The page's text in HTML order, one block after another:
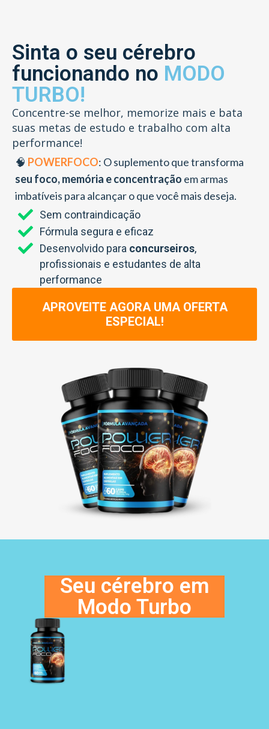
Sinta o seu cérebro
funcionando no MODO
TURBO!
Concentre-se melhor, memorize mais e bata
suas metas de estudo e trabalho com alta
performance!
🧠 POWERFOCO: O suplemento que transforma
seu foco, memória e concentração em armas
imbatíveis para alcançar o que você mais deseja.
Sem contraindicação
Fórmula segura e eficaz
Desenvolvido para concurseiros,
profissionais e estudantes de alta
performance
APROVEITE AGORA UMA OFERTA
ESPECIAL!
Seu cérebro em
Modo Turbo